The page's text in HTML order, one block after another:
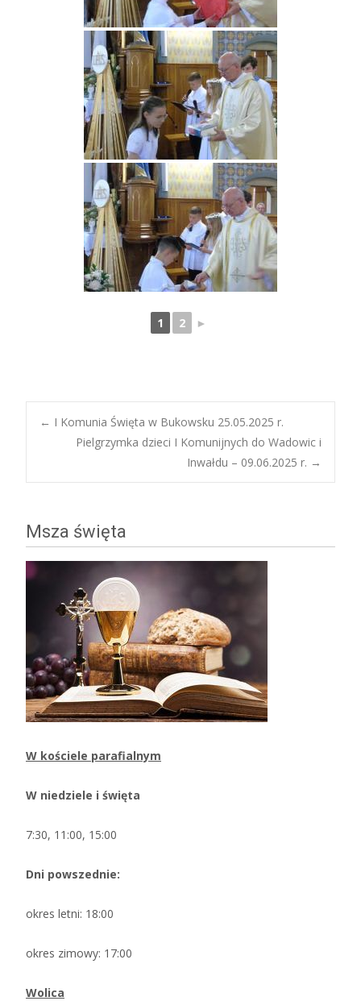
1 2 ►
Post
navigation
← I Komunia Święta w Bukowsku 25.05.2025 r.
Pielgrzymka dzieci I Komunijnych do Wadowic i
Inwałdu – 09.06.2025 r. →
Msza święta
W kościele parafialnym
W niedziele i święta
7:30, 11:00, 15:00
Dni powszednie:
okres letni: 18:00
okres zimowy: 17:00
Wolica